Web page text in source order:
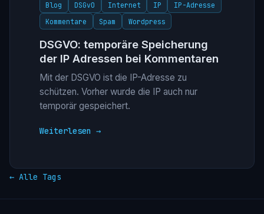
Blog DSGvO Internet IP
IP-Adresse
Kommentare
Spam Wordpress
DSGVO: temporäre Speicherung
der IP Adressen bei Kommentaren
Mit der DSGVO ist die IP-Adresse zu
schützen. Vorher wurde die IP auch nur
temporär gespeichert.
Weiterlesen →
← Alle Tags